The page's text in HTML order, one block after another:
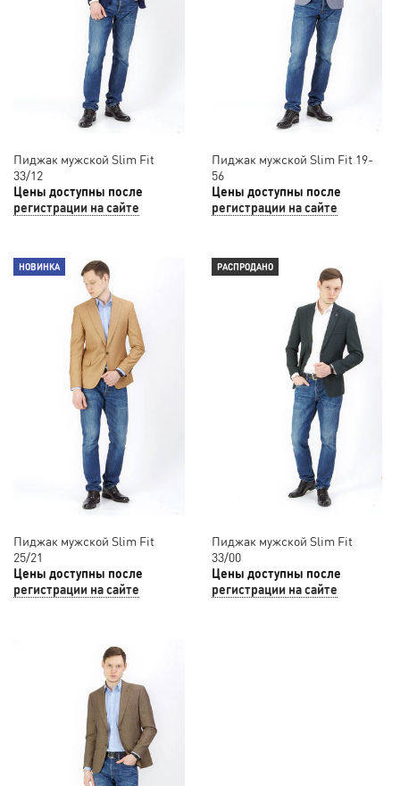
Пиджак мужской Slim Fit
33/12
Цены доступны после
регистрации на сайте
Пиджак мужской Slim Fit 19-
56
Цены доступны после
регистрации на сайте
НОВИНКА
Пиджак мужской Slim Fit
25/21
Цены доступны после
регистрации на сайте
РАСПРОДАНО
Пиджак мужской Slim Fit
33/00
Цены доступны после
регистрации на сайте